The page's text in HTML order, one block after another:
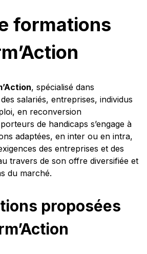
formations
, spécialisé dans
salariés, entreprises, individus
en reconversion
de handicaps s’engage à
adaptées, en inter ou en intra,
des entreprises et des
travers de son offre diversifiée et
du marché.
proposées